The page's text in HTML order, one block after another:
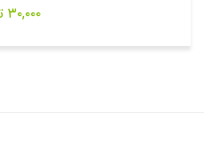
۳۰,۰۰۰